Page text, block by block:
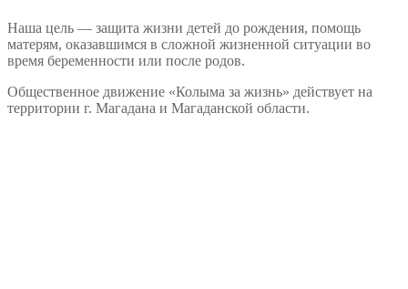
Наша цель — защита жизни детей до рождения, помощь
матерям, оказавшимся в сложной жизненной ситуации во
время беременности или после родов.
Общественное движение «Колыма за жизнь» действует на
территории г. Магадана и Магаданской области.